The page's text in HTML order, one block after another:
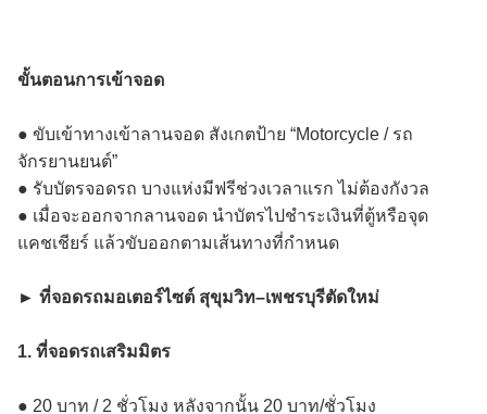
ขั้นตอนการเข้าจอด
● ขับเข้าทางเข้าลานจอด สังเกตป้าย “Motorcycle / รถ
จักรยานยนต์”
● รับบัตรจอดรถ บางแห่งมีฟรีช่วงเวลาแรก ไม่ต้องกังวล
● เมื่อจะออกจากลานจอด นำบัตรไปชำระเงินที่ตู้หรือจุด
แคชเชียร์ แล้วขับออกตามเส้นทางที่กำหนด
► ที่จอดรถมอเตอร์ไซต์ สุขุมวิท–เพชรบุรีตัดใหม่
1. ที่จอดรถเสริมมิตร
● 20 บาท / 2 ชั่วโมง หลังจากนั้น 20 บาท/ชั่วโมง